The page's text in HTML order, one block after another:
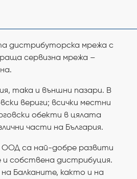
дистрибуторска мрежа с
сервизна мрежа –
така и външни пазари. В
вериги; всички местни
обекти в цялата
части на България.
са най-добре развити
и собствена дистрибуция.
Балканите, както и на